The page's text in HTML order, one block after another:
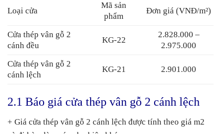
Loại cửa
Mã sản
phẩm
Đơn giá (VNĐ/m²)
Cửa thép vân gỗ 2
cánh đều
KG-22
2.828.000 –
2.975.000
Cửa thép vân gỗ 2
cánh lệch
KG-21 2.901.000
2.1 Báo giá cửa thép vân gỗ 2 cánh lệch
+ Giá cửa thép vân gỗ 2 cánh lệch được tính theo giá m2